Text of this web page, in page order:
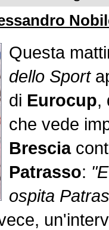
Questa
dello Sport
di Eurocup,
che vede
Brescia
Patrasso:
ospita